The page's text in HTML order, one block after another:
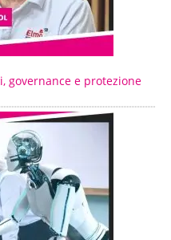
governance e protezione